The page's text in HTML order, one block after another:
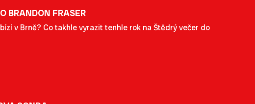
BRANDON FRASER
v Brně? Co takhle vyrazit tenhle rok na Štědrý večer do